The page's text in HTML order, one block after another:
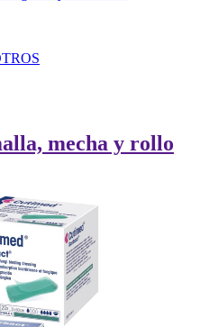
mecha y rollo